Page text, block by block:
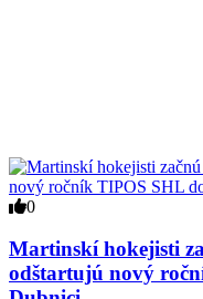
0
Martinskí hokejisti
odštartujú nový